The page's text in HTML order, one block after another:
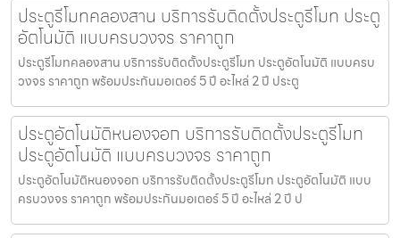
ประตูรีโมทคลองสาน บริการรับติดตั้งประตูรีโมท ประตู
อัตโนมัติ แบบครบวงจร ราคาถูก
ประตูรีโมทคลองสาน บริการรับติดตั้งประตูรีโมท ประตูอัตโนมัติ แบบครบ
วงจร ราคาถูก พร้อมประกันมอเตอร์ 5 ปี อะไหล่ 2 ปี ประตู
ประตูอัตโนมัติหนองจอก บริการรับติดตั้งประตูรีโมท
ประตูอัตโนมัติ แบบครบวงจร ราคาถูก
ประตูอัตโนมัติหนองจอก บริการรับติดตั้งประตูรีโมท ประตูอัตโนมัติ แบบ
ครบวงจร ราคาถูก พร้อมประกันมอเตอร์ 5 ปี อะไหล่ 2 ปี ป